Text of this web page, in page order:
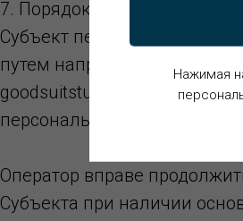
7. Порядок отзыва Согласия:
Субъект персональных
путем направления
goodsuitstula@gmail.com с
персональных данных».
Оператор вправе
Субъекта при наличии
Нажимая